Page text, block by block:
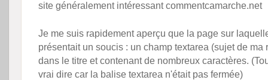
site généralement intéressant commentcamarche.net
Je me suis rapidement aperçu que la page sur
présentait un soucis : un champ textarea (sujet de ma
dans le titre et contenant de nombreux caractères.
vrai dire car la balise textarea n'était pas fermée)